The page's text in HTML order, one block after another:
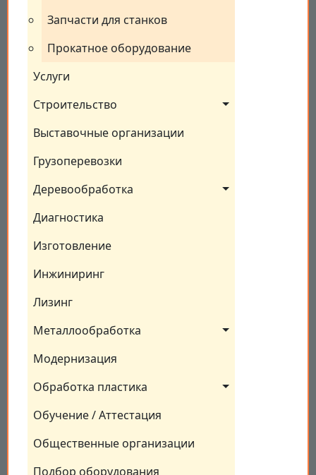
Запчасти для станков
Прокатное оборудование
Услуги
Строительство
Выставочные организации
Грузоперевозки
Деревообработка
Диагностика
Изготовление
Инжиниринг
Лизинг
Металлообработка
Модернизация
Обработка пластика
Обучение / Аттестация
Общественные организации
Подбор оборудования